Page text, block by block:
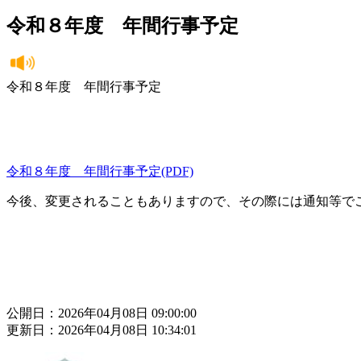
令和８年度 年間行事予定
令和８年度 年間行事予定
令和８年度 年間行事予定(PDF)
今後、変更されることもありますので、その際には通知等で
公開日：2026年04月08日 09:00:00
更新日：2026年04月08日 10:34:01